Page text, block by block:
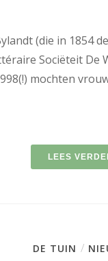
(die in 1854
Sociëteit De
mochten
LEES
DE TUIN /